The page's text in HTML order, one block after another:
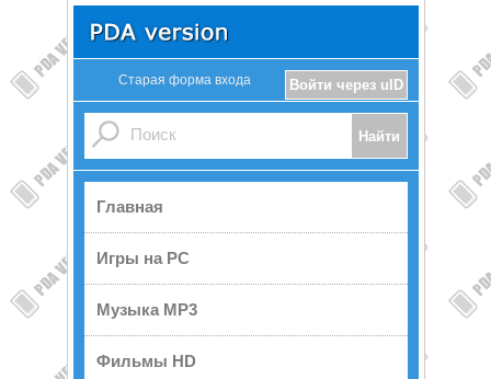
Войти через uID
Старая форма входа
Главная
Игры на PC
Музыка MP3
Фильмы HD